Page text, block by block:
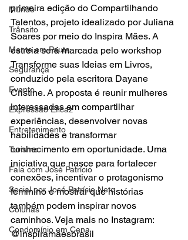
Mundo
Trânsito
Mente em Pauta
Segurança
Evento
Expressão Eficaz
Entretenimento
Turismo
Fala com José Patrício
Social por José Patrício Neto
Colunas
Condomínio em Cena
primeira edição do Compartilhando
Talentos, projeto idealizado por Juliana
Soares por meio do Inspira Mães. A
estreia será marcada pelo workshop
Transforme suas Ideias em Livros,
conduzido pela escritora Dayane
Cristine. A proposta é reunir mulheres
interessadas em compartilhar
experiências, desenvolver novas
habilidades e transformar
conhecimento em oportunidade. Uma
iniciativa que nasce para fortalecer
conexões, incentivar o protagonismo
feminino e mostrar que histórias
também podem inspirar novos
caminhos. Veja mais no Instagram:
@inspiramaesbrasil